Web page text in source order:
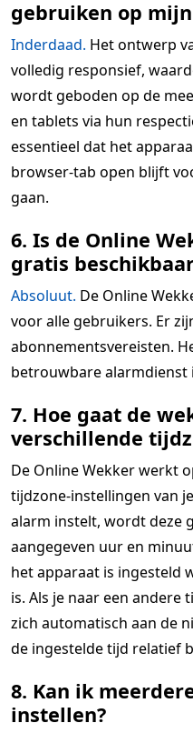
gebruiken op
Inderdaad. Het ontwerp
volledig responsief,
wordt geboden op de
en tablets via hun
essentieel dat het
browser-tab open blijft
gaan.
6. Is de Online
gratis
Absoluut. De Online
voor alle gebruikers. Er
abonnementsvereisten.
betrouwbare alarmdienst
7. Hoe gaat de
verschillende
De Online Wekker werkt
tijdzone-instellingen van
alarm instelt, wordt deze
aangegeven uur en
het apparaat is ingesteld
is. Als je naar een andere
zich automatisch aan de
de ingestelde tijd relatief
8. Kan ik
instellen?